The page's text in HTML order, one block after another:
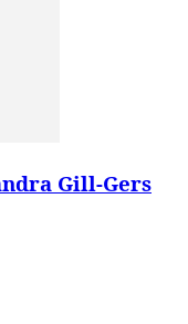
Gill-Gers